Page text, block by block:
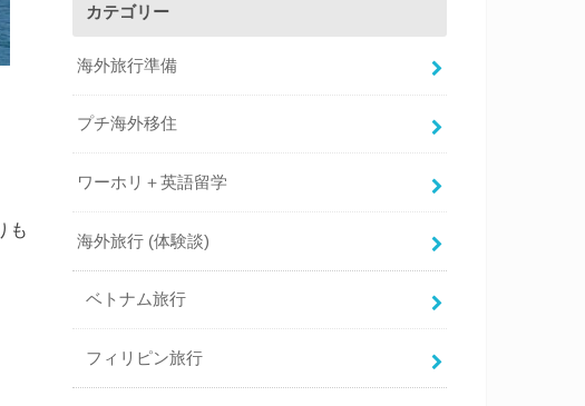
も
カテゴリー
海外旅行準備
プチ海外移住
ワーホリ＋英語留学
海外旅行 (体験談)
ベトナム旅行
フィリピン旅行